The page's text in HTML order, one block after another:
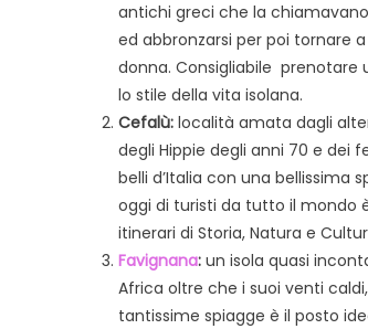
antichi greci che la chiamavano
ed abbronzarsi per poi tornare
donna. Consigliabile prenotare
lo stile della vita isolana.
Cefalù: località amata dagli
degli Hippie degli anni 70 e dei
belli d’Italia con una bellissima
oggi di turisti da tutto il mondo
itinerari di Storia, Natura e
Favignana: un isola quasi
Africa oltre che i suoi venti
tantissime spiagge è il posto